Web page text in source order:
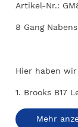
Artikel-Nr.:
8 Gang
Hier haben
1. Brooks B17
2. Ergon Bio
Mehr